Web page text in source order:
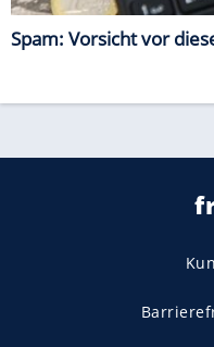
Spam: Vorsicht vor